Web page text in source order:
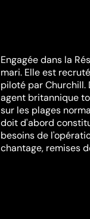
Engagée dans la
mari. Elle est
piloté par Churchill.
agent britannique
sur les plages
doit d'abord
besoins de
chantage, remises